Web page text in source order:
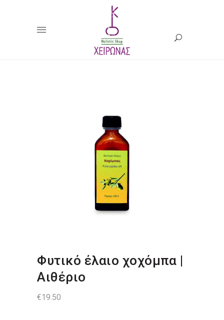
Φυτικό έλαιο χοχόμπα |
Αιθέριο
€19.50